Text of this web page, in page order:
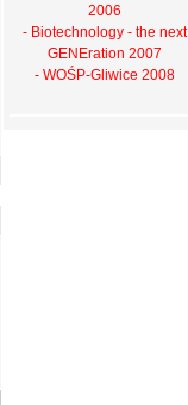
2006
- Biotechnology - the next
GENEration 2007
- WOŚP-Gliwice 2008